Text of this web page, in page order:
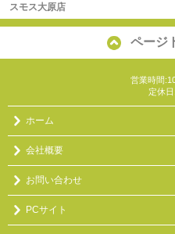
スモス大原店
ページ
営業時間
定休
ホーム
会社概要
お問い合わせ
PCサイト